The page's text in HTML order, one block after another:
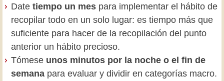
Date tiempo un mes para implementar el hábito de
recopilar todo en un solo lugar: es tiempo más que
suficiente para hacer de la recopilación del punto
anterior un hábito precioso.
Tómese unos minutos por la noche o el fin de
semana para evaluar y dividir en categorías macro.